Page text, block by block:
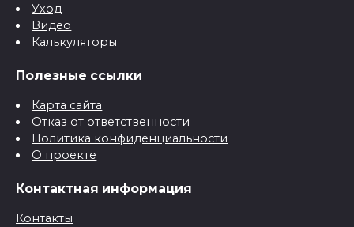
Уход
Видео
Калькуляторы
Полезные ссылки
Карта сайта
Отказ от ответственности
Политика конфиденциальности
О проекте
Контактная информация
Контакты